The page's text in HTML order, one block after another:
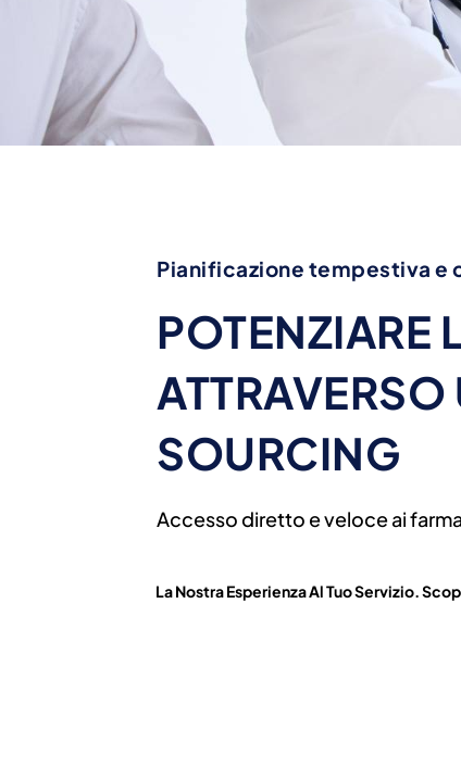
Pianificazione tempestiva e
POTENZIARE
SOURCING
Accesso diretto e veloce ai
La Nostra Esperienza Al Tuo Servizio.